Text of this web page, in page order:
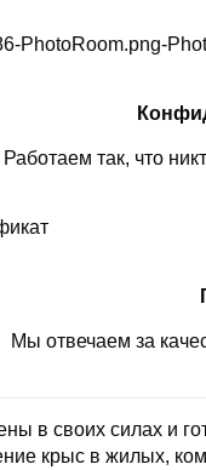
Работаем так, что
Мы отвечаем за
в своих силах и
крыс в жилых,